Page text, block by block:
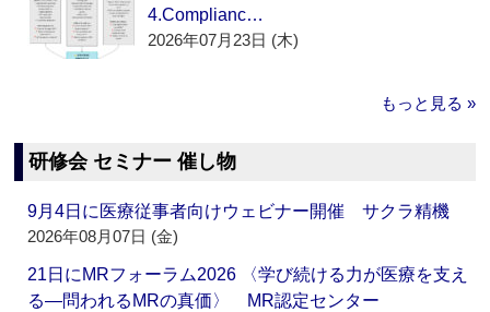
4.Complianc…
2026年07月23日 (木)
もっと見る »
研修会 セミナー 催し物
9月4日に医療従事者向けウェビナー開催 サクラ精機
2026年08月07日 (金)
21日にMRフォーラム2026 〈学び続ける力が医療を支え
る―問われるMRの真価〉 MR認定センター